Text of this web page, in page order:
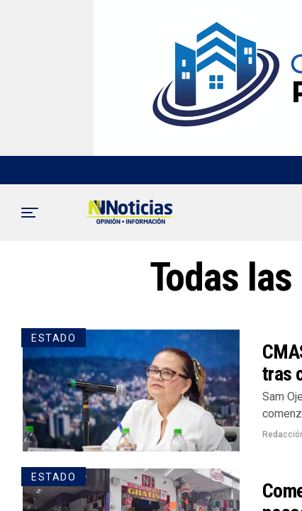
Todas
ESTADO
tras
Sam
ESTADO